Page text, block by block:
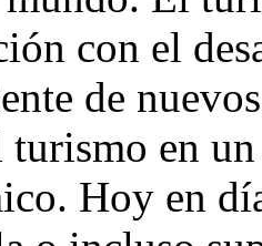
con el
de
en
Hoy en